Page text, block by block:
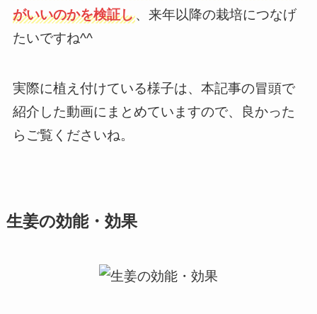
がいいのかを検証し、来年以降の栽培につなげ
たいですね^^
実際に植え付けている様子は、本記事の冒頭で
紹介した動画にまとめていますので、良かった
らご覧くださいね。
生姜の効能・効果